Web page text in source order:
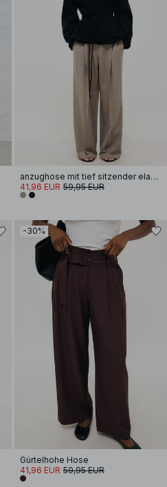
anzughose mit tief sitzender elastischer taille
41,96 EUR 59,95 EUR
-30%
Gürtelhohe Hose
41,96 EUR 59,95 EUR